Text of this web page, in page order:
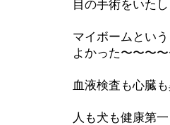
目の手術をいた
マイボームとい
よかった〜〜〜
血液検査も心臓
人も犬も健康第